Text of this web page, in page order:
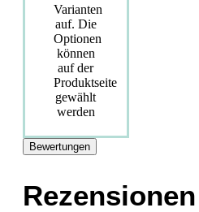
Varianten
auf. Die
Optionen
können
auf der
Produktseite
gewählt
werden
Bewertungen
Rezensionen